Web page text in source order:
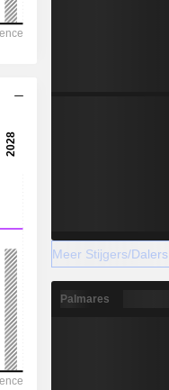
Meer Stijgers/Dalers
Palmares